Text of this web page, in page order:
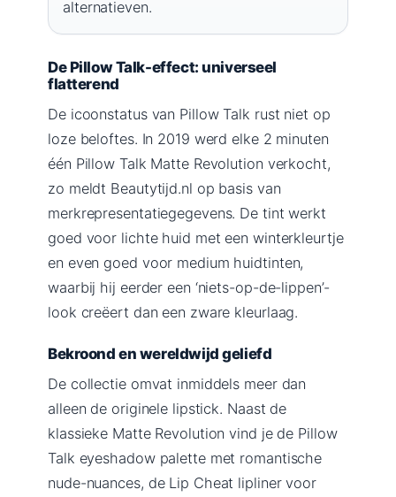
alternatieven.
De Pillow Talk-effect: universeel
flatterend
De icoonstatus van Pillow Talk rust niet op
loze beloftes. In 2019 werd elke 2 minuten
één Pillow Talk Matte Revolution verkocht,
zo meldt Beautytijd.nl op basis van
merkrepresentatiegegevens. De tint werkt
goed voor lichte huid met een winterkleurtje
en even goed voor medium huidtinten,
waarbij hij eerder een ‘niets-op-de-lippen’-
look creëert dan een zware kleurlaag.
Bekroond en wereldwijd geliefd
De collectie omvat inmiddels meer dan
alleen de originele lipstick. Naast de
klassieke Matte Revolution vind je de Pillow
Talk eyeshadow palette met romantische
nude-nuances, de Lip Cheat lipliner voor